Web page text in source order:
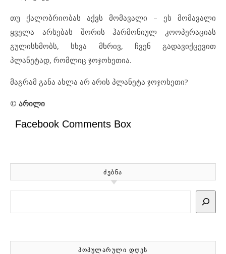
თუ ქალობრიობას აქვს მომავალი – ეს მომავალი
ყველა არსებას შორის ჰარმონიულ კოოპერაციას
გულისხმობს, სხვა მხრივ, ჩვენ გადავიქცევით
პლანეტად, რომლიც ჯოჯოხეთია.
მაგრამ განა ახლა არ არის პლანეტა ჯოჯოხეთი?
© არილი
Facebook Comments Box
ᲫᲔᲑᲜᲐ
ᲞᲝᲞᲣᲚᲐᲠᲣᲚᲘ ᲓᲦᲔᲡ